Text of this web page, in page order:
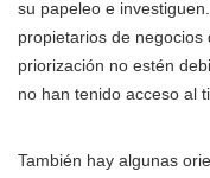
su papeleo e
propietarios de
priorización no estén
no han tenido acceso al
También hay algunas